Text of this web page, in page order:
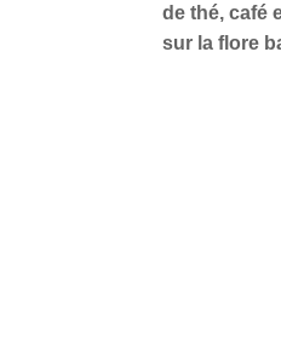
de thé, café
sur la flore